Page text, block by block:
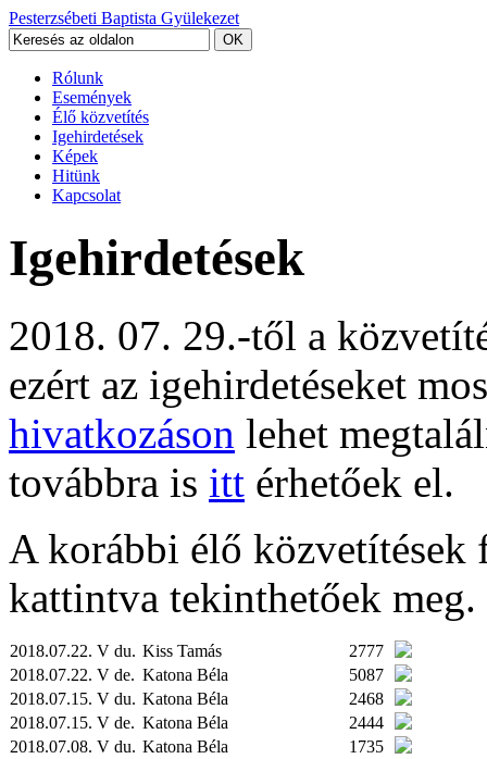
Pesterzsébeti Baptista Gyülekezet
Rólunk
Események
Élő közvetítés
Igehirdetések
Képek
Hitünk
Kapcsolat
Igehirdetések
2018. 07. 29.-től a
ezért az igehirdetéseket
hivatkozáson lehet
továbbra is itt érhetőek el.
A korábbi élő közvetítések
kattintva tekinthetőek meg.
2018.07.22. V du. Kiss Tamás
2777
2018.07.22. V de. Katona Béla
5087
2018.07.15. V du. Katona Béla
2468
2018.07.15. V de. Katona Béla
2444
2018.07.08. V du. Katona Béla
1735